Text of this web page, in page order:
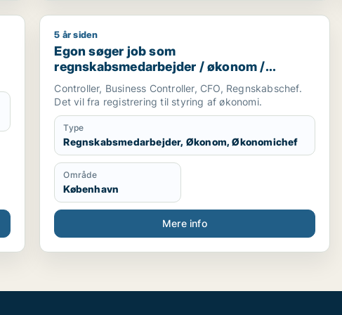
Egon søger job som regnskabsmedarbejder /
5 år siden
Egon søger job som
regnskabsmedarbejder / økonom /
økonomichef
Controller, Business Controller, CFO, Regnskabschef.
Det vil fra registrering til styring af økonomi.
Type
Regnskabsmedarbejder, Økonom, Økonomichef
Område
København
Mere info